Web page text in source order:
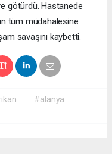
götürdü. Hastanede
tüm müdahalesine
savaşını kaybetti.
#alanya